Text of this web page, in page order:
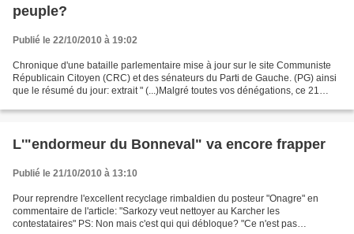
peuple?
Publié le 22/10/2010 à 19:02
Chronique d'une bataille parlementaire mise à jour sur le site Communiste
Républicain Citoyen (CRC) et des sénateurs du Parti de Gauche. (PG) ainsi
que le résumé du jour: extrait " (...)Malgré toutes vos dénégations, ce 21
L'"endormeur du Bonneval" va encore frapper
Publié le 21/10/2010 à 13:10
Pour reprendre l'excellent recyclage rimbaldien du posteur "Onagre" en
commentaire de l'article: "Sarkozy veut nettoyer au Karcher les
contestataires" PS: Non mais c'est qui qui débloque? "Ce n'est pas